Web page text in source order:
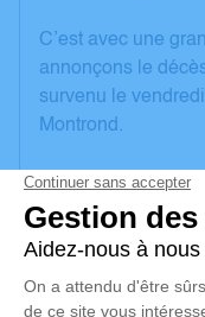
C’est avec une
annonçons le
survenu le
Montrond.
Nous vous invitons
vos condoléances,
une anecdote ou
poèmes ou des
d'expression dédié